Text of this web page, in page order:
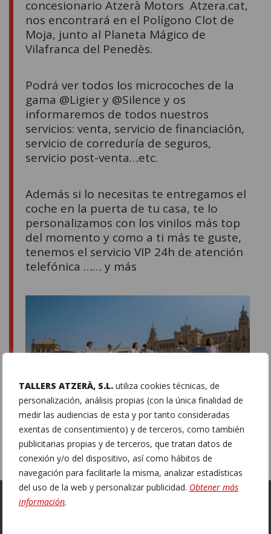
TALLERS ATZERÀ, S.L. utiliza cookies técnicas, de
personalización, análisis propias (con la única finalidad de
medir las audiencias de esta y por tanto consideradas
exentas de consentimiento) y de terceros, como también
publicitarias propias y de terceros, que tratan datos de
conexión y/o del dispositivo, así como hábitos de
navegación para facilitarle la misma, analizar estadísticas
del uso de la web y personalizar publicidad. Obtener más
información.
concesionario Atzerà Motors Atzera.cat,
nos encontrará en el Polígono Clot de
Moja, junto al Planeta Mágico de
Vilafranca del Penedès.
Podrá ver todos los microcoches de la
gama @Ligier y @Silence y os
informaremos de todos nuestros
servicios: venta, servicio de financiación,
servicio de correduría de seguros,
servicio post-venta…etc.
Además si lo necesitas te entregamos el
coche en la puerta de tu casa, te lo
personalizamos con los vinilos más top
del momento y como a ti más te guste,
tenemos el servicio VIP 24h de atención
telefónica …… y más